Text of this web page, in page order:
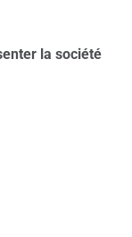
la société